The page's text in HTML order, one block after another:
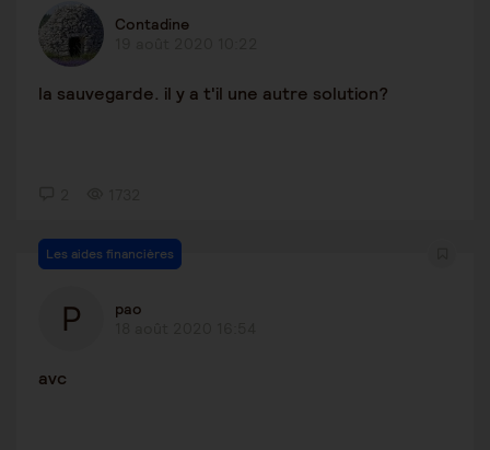
Contadine
la sauvegarde. il y a t'il une autre solution?
Les aides financières
pao
avc